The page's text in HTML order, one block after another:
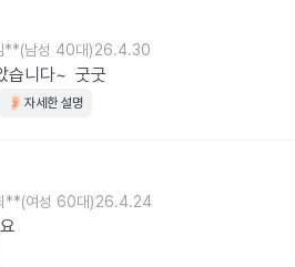
**(남성 40대)26.4.30
습니다~  굿굿
자세한 설명
**(여성 60대)26.4.24